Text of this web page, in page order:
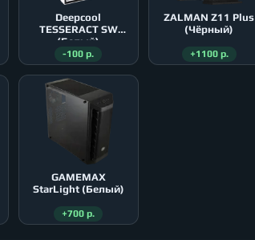
Deepcool
TESSERACT SW
(Белый)
-100 р.
ZALMAN Z11 Plus
(Чёрный)
+1100 р.
GAMEMAX
StarLight (Белый)
+700 р.